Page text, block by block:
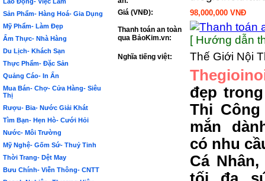
Sản Phẩm- Hàng Hoá- Gia Dụng
Mỹ Phẩm- Làm Đẹp
Ẩm Thực- Nhà Hàng
Du Lịch- Khách Sạn
Thực Phẩm- Đặc Sản
Quảng Cáo- In Ấn
Mua Bán- Chợ- Cửa Hàng- Siêu
Thị
Rượu- Bia- Nước Giải Khát
Tìm Bạn- Hẹn Hò- Cưới Hỏi
Nước- Môi Trường
Mỹ Nghệ- Gốm Sứ- Thuỷ Tinh
Thời Trang- Dệt May
Bưu Chính- Viễn Thông- CNTT
Giá (VNĐ): 98,000,000 VNĐ
Thanh toán an toàn
qua BảoKim.vn:
[ Hướng dẫn
Nghĩa tiếng việt: Thế Giới Nội
đẹp
Thi
mắn
có nhu
Cá